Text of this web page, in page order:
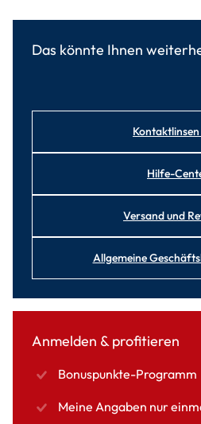
Das könnte Ihnen
Kontaktlinsen
Hilfe-
Versand und
Allgemeine
Anmelden & profitieren
Bonuspunkte-Programm
Meine Angaben nur